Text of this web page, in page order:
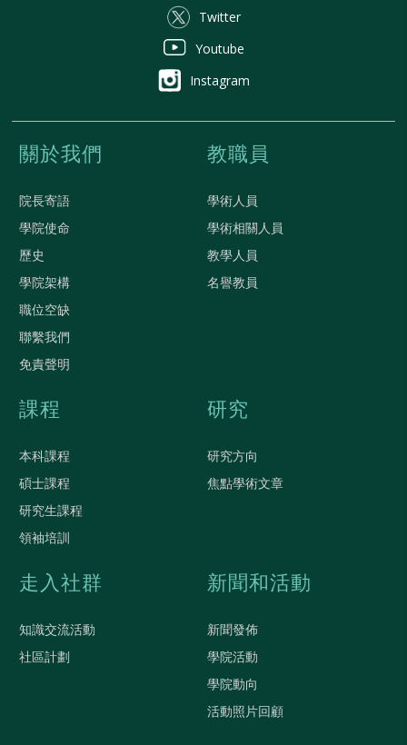
Twitter
Youtube
Instagram
關於我們
院長寄語
學院使命
歷史
學院架構
職位空缺
聯繫我們
免責聲明
教職員
學術人員
學術相關人員
教學人員
名譽教員
課程
本科課程
碩士課程
研究生課程
領袖培訓
研究
研究方向
焦點學術文章
走入社群
知識交流活動
社區計劃
新聞和活動
新聞發佈
學院活動
學院動向
活動照片回顧